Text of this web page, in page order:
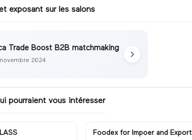
exposant sur les salons
Trade Boost B2B matchmaking
2024
pourraient vous intéresser
Foodex for Impoer and Export